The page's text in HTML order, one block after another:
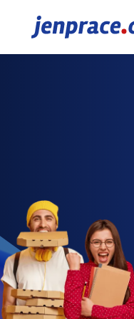
JenPráce.cz